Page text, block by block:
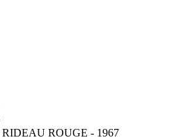
ROUGE - 1967